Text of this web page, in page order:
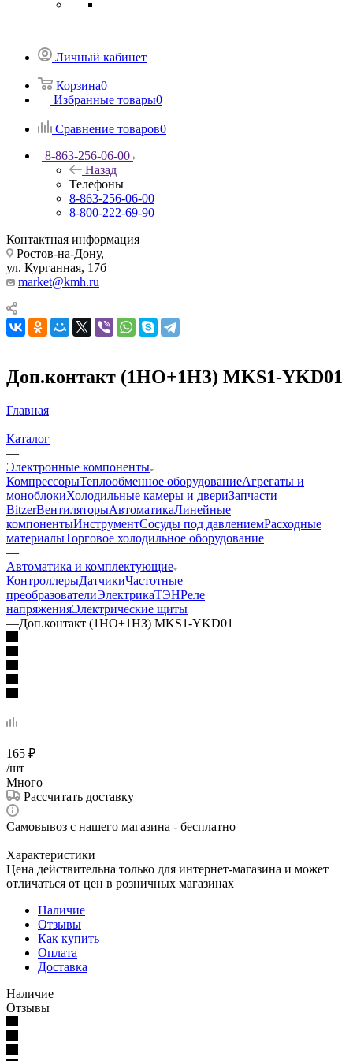
Личный кабинет
Корзина0
Избранные товары0
Сравнение товаров0
8-863-256-06-00
Назад
Телефоны
8-863-256-06-00
8-800-222-69-90
Контактная информация
Ростов-на-Дону,
ул. Курганная, 17б
market@kmh.ru
Доп.контакт (1НО+1НЗ) MKS1-YKD01
Главная
—
Каталог
—
Электронные компоненты
КомпрессорыТеплообменное оборудованиеАгрегаты и
моноблокиХолодильные камеры и двериЗапчасти
BitzerВентиляторыАвтоматикаЛинейные
компонентыИнструментСосуды под давлениемРасходные
материалыТорговое холодильное оборудование
—
Автоматика и комплектующие
КонтроллерыДатчикиЧастотные
преобразователиЭлектрикаТЭНРеле
напряженияЭлектрические щиты
—Доп.контакт (1НО+1НЗ) MKS1-YKD01
165 ₽
/шт
Много
Рассчитать доставку
Самовывоз с нашего магазина - бесплатно
Характеристики
Цена действительна только для интернет-магазина и может
отличаться от цен в розничных магазинах
Наличие
Отзывы
Как купить
Оплата
Доставка
Наличие
Отзывы